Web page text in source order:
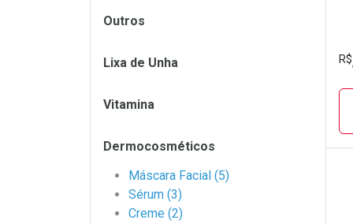
R$
Filtros
Outros
Lixa de Unha
Vitamina
Dermocosméticos
Máscara Facial (5)
Sérum (3)
Creme (2)